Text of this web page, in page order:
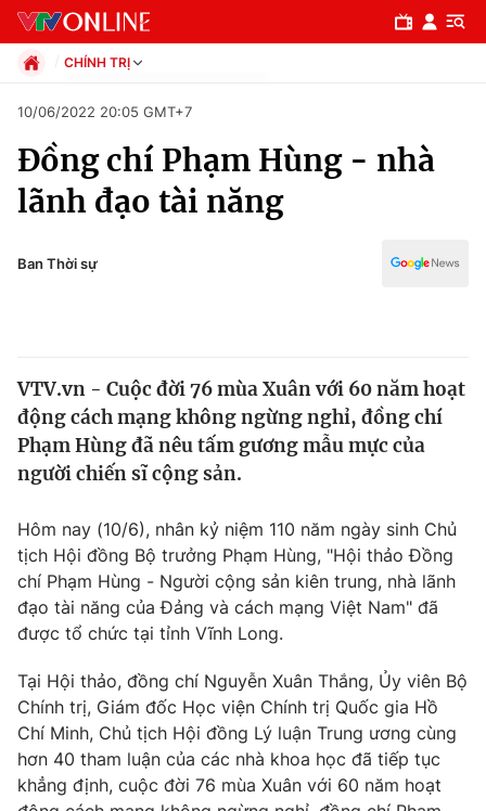
Chuyên mục
Chính trị
Y tế
Thế giới
Thế giới đó đây
Câu chuyện quốc tế
Kinh tế
Tài chính
Thị trường
Dữ liệu và đời sống
Phim VTV
Hậu trường
Nhân vật
Giải trí
Điện ảnh
Đời sống
CHÍNH TRỊ
Xã hội
Pháp luật
Kinh tế
Thể thao
Văn hóa - Giải trí
Giáo dục
10/06/2022 20:05 GMT+7
Đồng chí Phạm Hùng - nhà
lãnh đạo tài năng
Ban Thời sự
VTV.vn - Cuộc đời 76 mùa Xuân với 60 năm hoạt
động cách mạng không ngừng nghỉ, đồng chí
Phạm Hùng đã nêu tấm gương mẫu mực của
người chiến sĩ cộng sản.
Hôm nay (10/6), nhân kỷ niệm 110 năm ngày sinh Chủ
tịch Hội đồng Bộ trưởng Phạm Hùng, "Hội thảo Đồng
chí Phạm Hùng - Người cộng sản kiên trung, nhà lãnh
đạo tài năng của Đảng và cách mạng Việt Nam" đã
được tổ chức tại tỉnh Vĩnh Long.
Tại Hội thảo, đồng chí Nguyễn Xuân Thắng, Ủy viên Bộ
Chính trị, Giám đốc Học viện Chính trị Quốc gia Hồ
Chí Minh, Chủ tịch Hội đồng Lý luận Trung ương cùng
hơn 40 tham luận của các nhà khoa học đã tiếp tục
khẳng định, cuộc đời 76 mùa Xuân với 60 năm hoạt